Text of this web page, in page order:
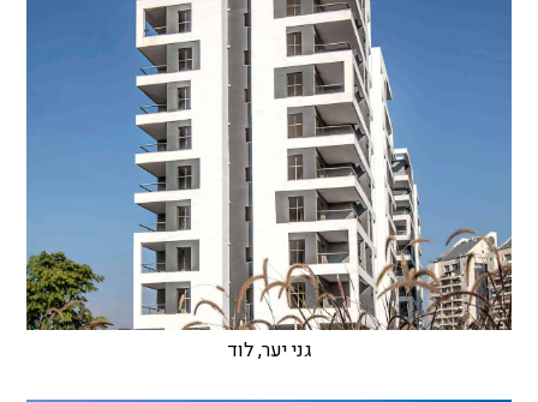
גני יער, לוד